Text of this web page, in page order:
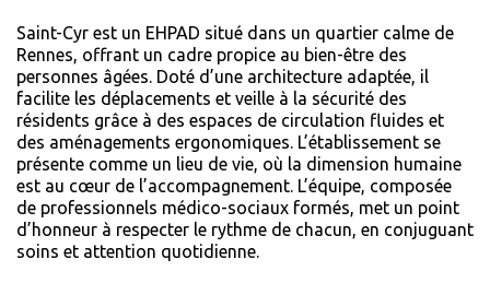
Saint-Cyr est un EHPAD situé dans un quartier calme de
Rennes, offrant un cadre propice au bien-être des
personnes âgées. Doté d’une architecture adaptée, il
facilite les déplacements et veille à la sécurité des
résidents grâce à des espaces de circulation fluides et
des aménagements ergonomiques. L’établissement se
présente comme un lieu de vie, où la dimension humaine
est au cœur de l’accompagnement. L’équipe, composée
de professionnels médico-sociaux formés, met un point
d’honneur à respecter le rythme de chacun, en conjuguant
soins et attention quotidienne.